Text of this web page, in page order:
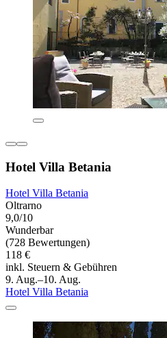
Hotel Villa Betania
Hotel Villa Betania
Oltrarno
9,0/10
Wunderbar
(728 Bewertungen)
118 €
inkl. Steuern & Gebühren
9. Aug.–10. Aug.
Hotel Villa Betania